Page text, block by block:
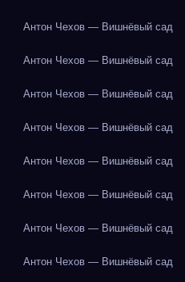
Антон Чехов — Вишнёвый сад
Антон Чехов — Вишнёвый сад
Антон Чехов — Вишнёвый сад
Антон Чехов — Вишнёвый сад
Антон Чехов — Вишнёвый сад
Антон Чехов — Вишнёвый сад
Антон Чехов — Вишнёвый сад
Антон Чехов — Вишнёвый сад